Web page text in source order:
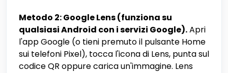
Metodo 2: Google Lens (funziona su
qualsiasi Android con i servizi Google).Apri
l'app Google (o tieni premuto il pulsante Home
sui telefoni Pixel), tocca l'icona di Lens, punta sul
codice QR oppure carica un'immagine. Lens